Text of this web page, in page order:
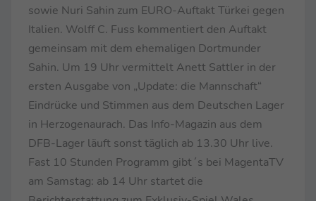
sowie Nuri Sahin zum EURO-Auftakt Türkei gegen
Italien. Wolff C. Fuss kommentiert den Auftakt
gemeinsam mit dem ehemaligen Dortmunder
Sahin. Um 19 Uhr vermittelt Anett Sattler in der
ersten Ausgabe von „Update: die Mannschaft“
Eindrücke und Stimmen aus dem Deutschen Lager
in Herzogenaurach. Das Info-Magazin aus dem
DFB-Lager läuft sonst täglich ab 13.30 Uhr live.
Fast 10 Stunden Programm gibt´s bei MagentaTV
am Samstag: ab 14 Uhr startet die